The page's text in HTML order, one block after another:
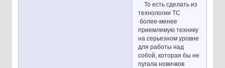
То есть сделать из
технологии ТС
более-менее
приемлемую технику
на серьезном уровне
для работы над
собой, которая бы не
пугала новичков